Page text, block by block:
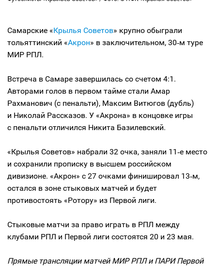
Самарские «Крылья Советов» крупно обыграли
тольяттинский «Акрон» в заключительном, 30‑м туре
МИР РПЛ.
Встреча в Самаре завершилась со счетом 4:1.
Авторами голов в первом тайме стали Амар
Рахманович (с пенальти), Максим Витюгов (дубль)
и Николай Рассказов. У «Акрона» в концовке игры
с пенальти отличился Никита Базилевский.
«Крылья Советов» набрали 32 очка, заняли 11‑е место
и сохранили прописку в высшем российском
дивизионе. «Акрон» с 27 очками финишировал 13‑м,
остался в зоне стыковых матчей и будет
противостоять «Ротору» из Первой лиги.
Стыковые матчи за право играть в РПЛ между
клубами РПЛ и Первой лиги состоятся 20 и 23 мая.
Прямые трансляции матчей МИР РПЛ и ПАРИ Первой